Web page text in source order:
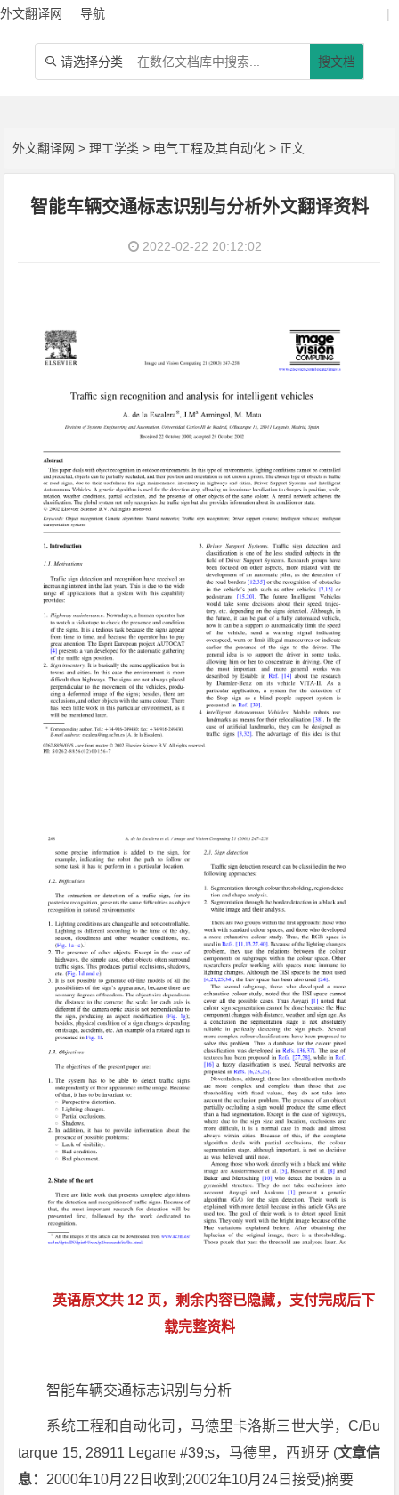
外文翻译网 导航 |
 请选择分类 搜文档
外文翻译网 >理工学类 > 电气工程及其自动化 > 正文
智能车辆交通标志识别与分析外文翻译资料
2022-02-22 20:12:02
英语原文共 12 页，剩余内容已隐藏，支付完成后下
载完整资料
智能车辆交通标志识别与分析
系统工程和自动化司，马德里卡洛斯三世大学，C/Bu
tarque 15, 28911 Legane #39;s，马德里，西班牙 (文章信
息： 2000年10月22日收到;2002年10月24日接受)摘要